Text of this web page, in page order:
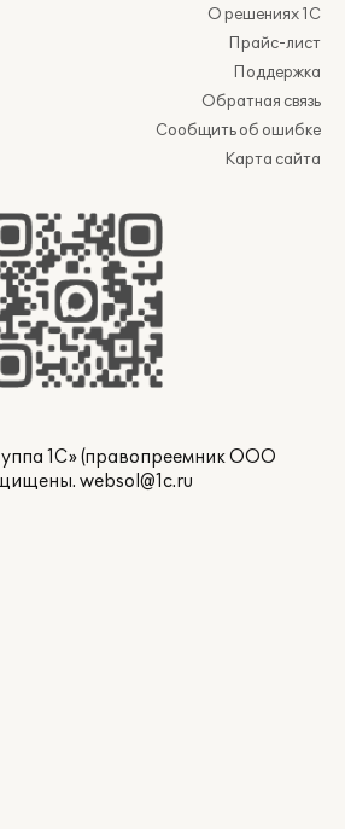
О решениях 1С
Прайс-лист
Поддержка
Обратная связь
Сообщить об ошибке
Карта сайта
1С» (правопреемник ООО
websol@1c.ru